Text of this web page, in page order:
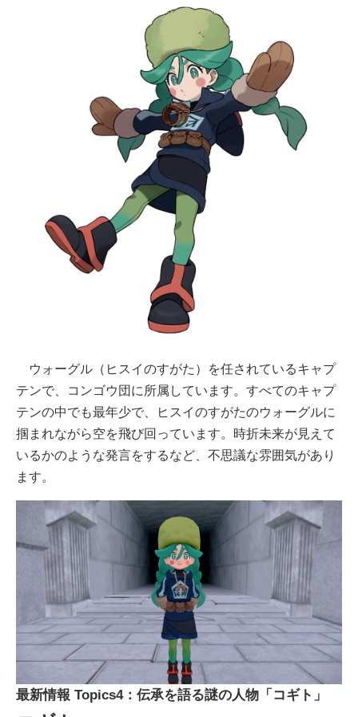
ウォーグル（ヒスイのすがた）を任されているキャプ
テンで、コンゴウ団に所属しています。すべてのキャプ
テンの中でも最年少で、ヒスイのすがたのウォーグルに
掴まれながら空を飛び回っています。時折未来が見えて
いるかのような発言をするなど、不思議な雰囲気があり
ます。
最新情報 Topics4：伝承を語る謎の人物「コギト」